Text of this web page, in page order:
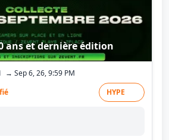
ans et dernière édition
→ Sep 6, 26, 9:59 PM
HYPE